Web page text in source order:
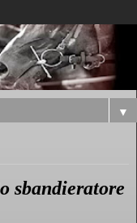
▼
sbandieratore